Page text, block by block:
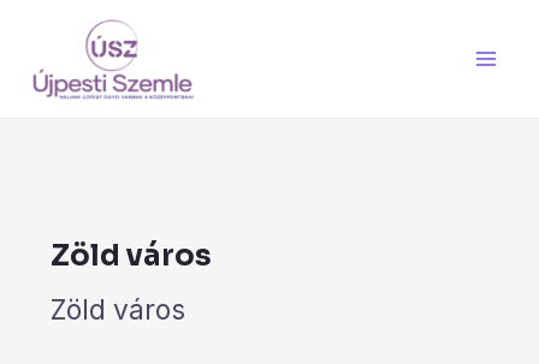
content
Zöld város
Zöld város
pagination